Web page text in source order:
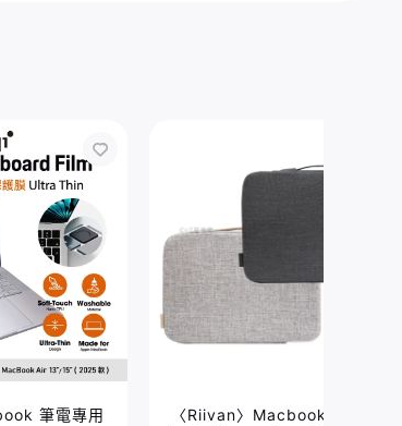
筆電專用
〈Riivan〉Macbook 防震手